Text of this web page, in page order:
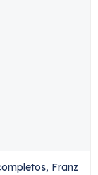
Franz